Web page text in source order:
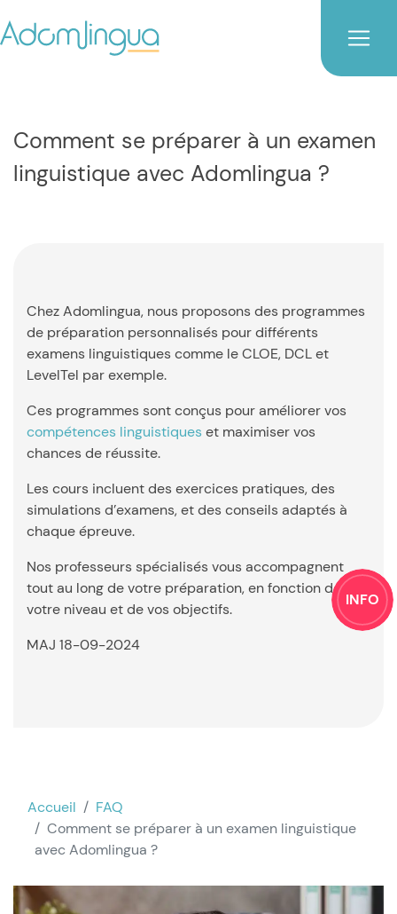
Comment se préparer à un examen
linguistique avec Adomlingua ?
Chez Adomlingua, nous proposons des programmes
de préparation personnalisés pour différents
examens linguistiques comme le CLOE, DCL et
LevelTel par exemple.
Ces programmes sont conçus pour améliorer vos
compétences linguistiqueset maximiser vos
chances de réussite.
Les cours incluent des exercices pratiques, des
simulations d’examens, et des conseils adaptés à
chaque épreuve.
Nos professeurs spécialisés vous accompagnent
tout au long de votre préparation, en fonction de
votre niveau et de vos objectifs.
MAJ 18-09-2024
Accueil
FAQ
Comment se préparer à un examen linguistique
avec Adomlingua ?
INFO